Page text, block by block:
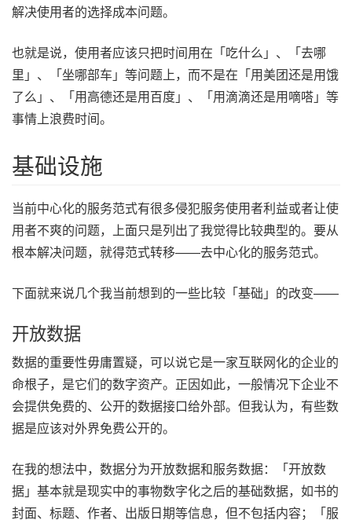
解决使用者的选择成本问题。
也就是说，使用者应该只把时间用在「吃什么」、「去哪
里」、「坐哪部车」等问题上，而不是在「用美团还是用饿
了么」、「用高德还是用百度」、「用滴滴还是用嘀嗒」等
事情上浪费时间。
基础设施
当前中心化的服务范式有很多侵犯服务使用者利益或者让使
用者不爽的问题，上面只是列出了我觉得比较典型的。要从
根本解决问题，就得范式转移——去中心化的服务范式。
下面就来说几个我当前想到的一些比较「基础」的改变——
开放数据
数据的重要性毋庸置疑，可以说它是一家互联网化的企业的
命根子，是它们的数字资产。正因如此，一般情况下企业不
会提供免费的、公开的数据接口给外部。但我认为，有些数
据是应该对外界免费公开的。
在我的想法中，数据分为开放数据和服务数据：「开放数
据」基本就是现实中的事物数字化之后的基础数据，如书的
封面、标题、作者、出版日期等信息，但不包括内容；「服